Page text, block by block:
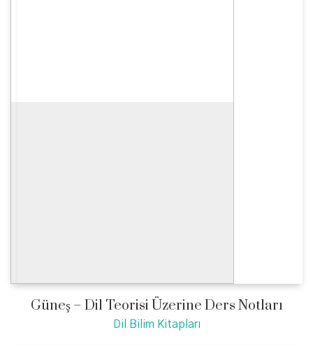
Güneş – Dil Teorisi Üzerine Ders Notları
Dil Bilim Kitapları